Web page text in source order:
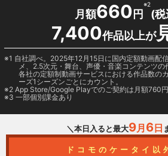
月額660 円
※2
(税
7,400作品以上が
1 自社調べ。2025年12月15日に国内定額動画配
メ、2.5次元・舞台、声優・音楽コンテンツの
各社の定額制動画サービスにおける作品数の
ーズ1シーズンごとにカウント。
2 App Store/Google Playでのご契約は月額760
3 一部個別課金あり
＼本日入ると最大9月 6日
ドコモのケータイ以